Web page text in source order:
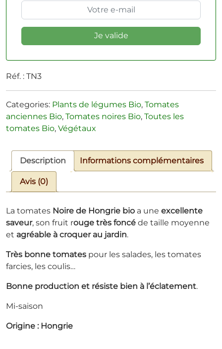
Réf. : TN3
Categories: Plants de légumes Bio, Tomates
anciennes Bio, Tomates noires Bio, Toutes les
tomates Bio, Végétaux
Description Informations complémentaires
Avis (0)
La tomates Noire de Hongrie bio a une excellente
saveur, son fruit rouge très foncé de taille moyenne
et agréable à croquer au jardin.
Très bonne tomates pour les salades, les tomates
farcies, les coulis…
Bonne production et résiste bien à l’éclatement.
Mi-saison
Origine : Hongrie